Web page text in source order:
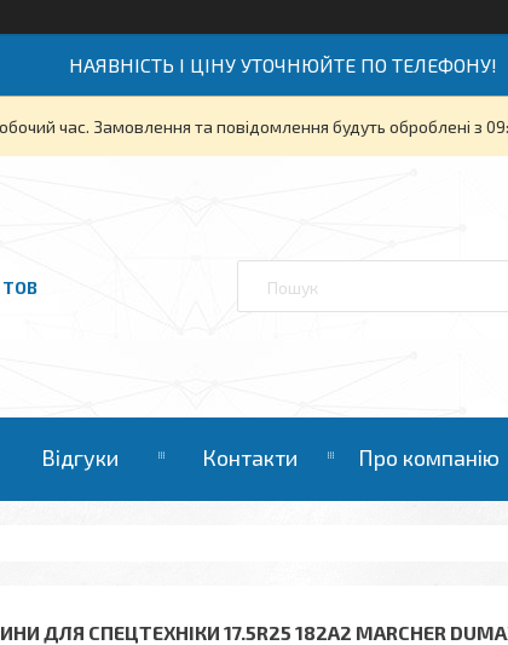
НАЯВНІСТЬ І ЦІНУ УТОЧНЮЙТЕ ПО ТЕЛЕФОНУ!
час. Замовлення та повідомлення будуть оброблені з
Відгуки Контакти Про компанію
ДЛЯ СПЕЦТЕХНІКИ 17.5R25 182A2 MARCHER